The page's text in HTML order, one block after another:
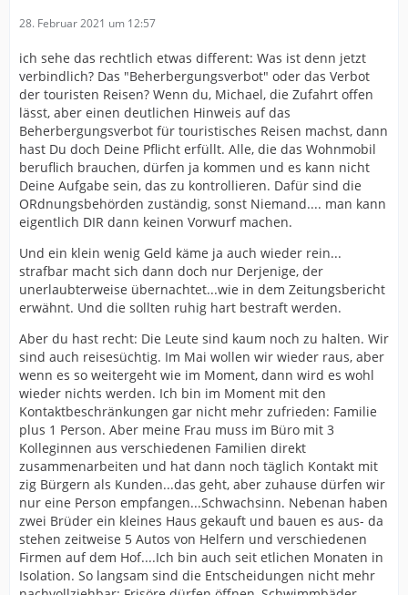
28. Februar 2021 um 12:57
ich sehe das rechtlich etwas different: Was ist denn jetzt
verbindlich? Das "Beherbergungsverbot" oder das Verbot
der touristen Reisen? Wenn du, Michael, die Zufahrt offen
lässt, aber einen deutlichen Hinweis auf das
Beherbergungsverbot für touristisches Reisen machst, dann
hast Du doch Deine Pflicht erfüllt. Alle, die das Wohnmobil
beruflich brauchen, dürfen ja kommen und es kann nicht
Deine Aufgabe sein, das zu kontrollieren. Dafür sind die
ORdnungsbehörden zuständig, sonst Niemand.... man kann
eigentlich DIR dann keinen Vorwurf machen.
Und ein klein wenig Geld käme ja auch wieder rein...
strafbar macht sich dann doch nur Derjenige, der
unerlaubterweise übernachtet...wie in dem Zeitungsbericht
erwähnt. Und die sollten ruhig hart bestraft werden.
Aber du hast recht: Die Leute sind kaum noch zu halten. Wir
sind auch reisesüchtig. Im Mai wollen wir wieder raus, aber
wenn es so weitergeht wie im Moment, dann wird es wohl
wieder nichts werden. Ich bin im Moment mit den
Kontaktbeschränkungen gar nicht mehr zufrieden: Familie
plus 1 Person. Aber meine Frau muss im Büro mit 3
Kolleginnen aus verschiedenen Familien direkt
zusammenarbeiten und hat dann noch täglich Kontakt mit
zig Bürgern als Kunden...das geht, aber zuhause dürfen wir
nur eine Person empfangen...Schwachsinn. Nebenan haben
zwei Brüder ein kleines Haus gekauft und bauen es aus- da
stehen zeitweise 5 Autos von Helfern und verschiedenen
Firmen auf dem Hof....Ich bin auch seit etlichen Monaten in
Isolation. So langsam sind die Entscheidungen nicht mehr